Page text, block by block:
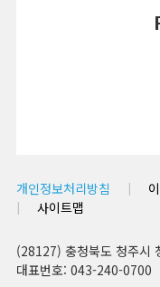
개인정보처리방침 |
| 사이트맵
(28127) 충청북도 청주시
대표번호: 043-240-0700